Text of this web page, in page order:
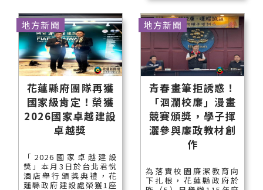
花蓮縣府團隊再獲
國家級肯定！榮獲
2026國家卓越建設
卓越獎
「2026國家卓越建設
獎」本月3日於台北君悅
酒店舉行頒獎典禮，花
蓮縣政府建設處榮獲1座
地方新聞
青春畫筆拒誘惑！
「洄瀾校廉」漫畫
競賽頒獎，學子揮
灑參與廉政教材創
作
為落實校園廉潔教育向
下扎根，花蓮縣政府於
地方新聞